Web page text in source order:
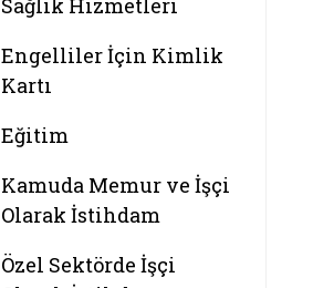
Sağlık Hizmetleri
Engelliler İçin Kimlik
Kartı
Eğitim
Kamuda Memur ve İşçi
Olarak İstihdam
Özel Sektörde İşçi